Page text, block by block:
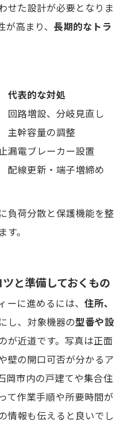
せた設計が必要となりま
高まり、 長期的なトラ
代表的な対処
回路増設、分岐見直し
主幹容量の調整
漏電ブレーカー設置
配線更新・端子増締め
負荷分散と保護機能を整
。
と準備しておくもの
に進めるには、 住所、
し、対象機器の型番や設
が近道です。写真は正面
壁の開口可否が分かるア
岡市内の戸建てや集合住
て作業手順や所要時間が
情報も伝えると良いでし